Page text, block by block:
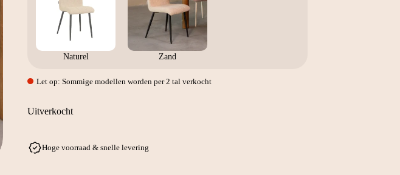
Naturel Zand
Let op: Sommige modellen worden per 2 tal verkocht
Uitverkocht
Hoge voorraad & snelle levering